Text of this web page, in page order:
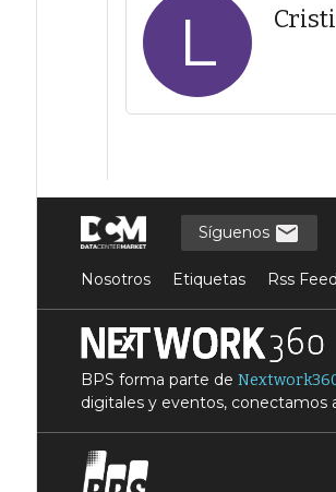
L
Síguenos
Nosotros Etiquetas Rss Feed
BPS forma parte de
digitales y eventos, conectamos